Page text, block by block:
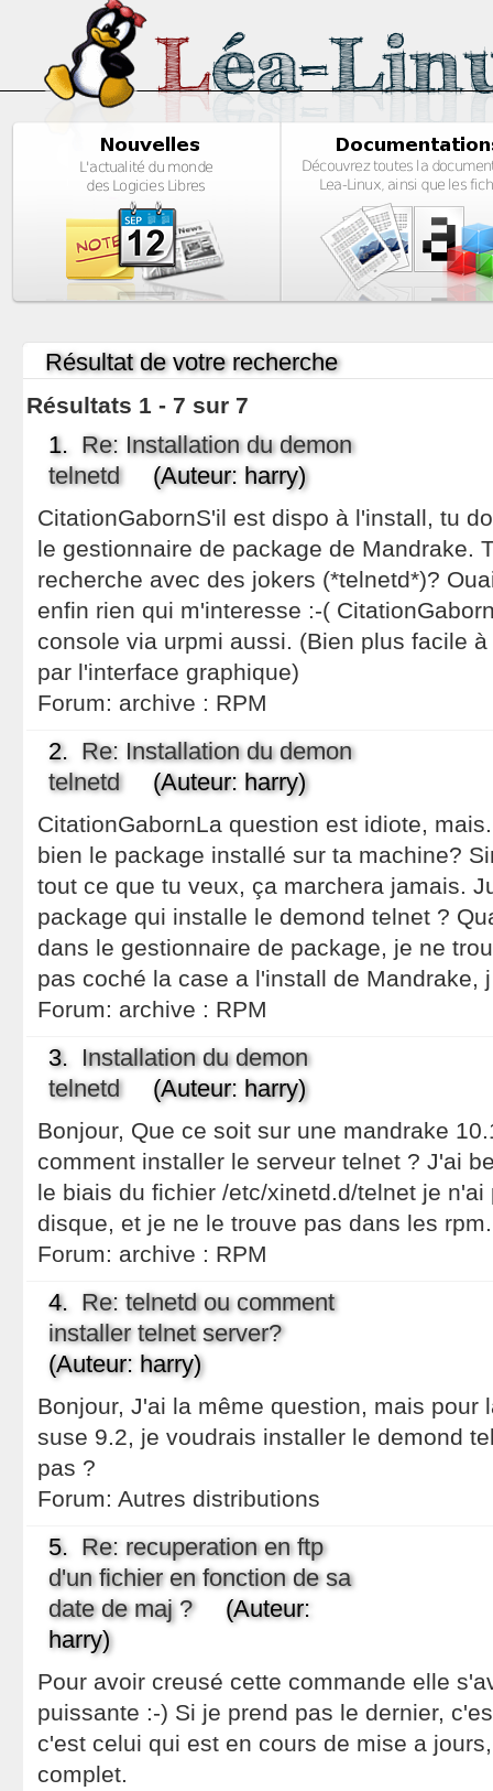
Résultat de votre recherche
Résultats 1 - 7 sur 7
1. Re: Installation du demon
telnetd(Auteur: harry)
CitationGabornS'il est dispo à l'install, tu
le gestionnaire de package de Mandrake.
recherche avec des jokers (*telnetd*)?
enfin rien qui m'interesse :-(
console via urpmi aussi. (Bien plus facile
par l'interface graphique)
Forum: archive : RPM
2. Re: Installation du demon
telnetd(Auteur: harry)
CitationGabornLa question est idiote,
bien le package installé sur ta machine?
tout ce que tu veux, ça marchera jamais.
package qui installe le demond telnet ?
dans le gestionnaire de package, je ne
pas coché la case a l'install de Mandrake, j
Forum: archive : RPM
3. Installation du demon
telnetd(Auteur: harry)
Bonjour, Que ce soit sur une mandrake
comment installer le serveur telnet ? J'ai
le biais du fichier /etc/xinetd.d/telnet je
disque, et je ne le trouve pas dans les
Forum: archive : RPM
4. Re: telnetd ou comment
installer telnet server?
(Auteur: harry)
Bonjour, J'ai la même question, mais pour
suse 9.2, je voudrais installer le demond
pas ?
Forum: Autres distributions
5. Re: recuperation en ftp
d'un fichier en fonction de sa
date de maj ?(Auteur:
harry)
Pour avoir creusé cette commande elle
puissante :-) Si je prend pas le dernier,
c'est celui qui est en cours de mise a
complet.